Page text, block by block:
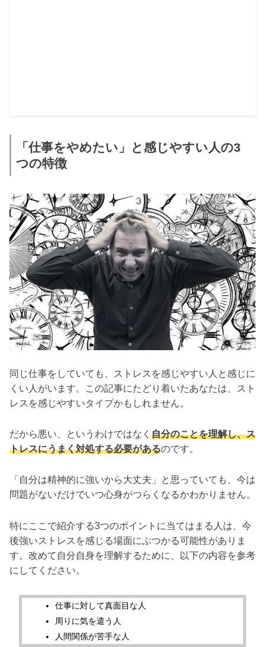
「仕事をやめたい」と感じやすい人の3
つの特徴
同じ仕事をしていても、ストレスを感じやすい人と感じに
くい人がいます。この記事にたどり着いたあなたは、スト
レスを感じやすいタイプかもしれません。
だから悪い、というわけではなく 自分のことを理解し、ス
トレスにうまく対処する必要があるのです。
「自分は精神的に強いから大丈夫」と思っていても、今は
問題がないだけでいつ心身がつらくなるかわかりません。
特にここで紹介する3つのポイントに当てはまる人は、今
後強いストレスを感じる場面にぶつかる可能性がありま
す。改めて自分自身を理解するために、以下の内容を参考
にしてください。
仕事に対して真面目な人
周りに気を遣う人
人間関係が苦手な人